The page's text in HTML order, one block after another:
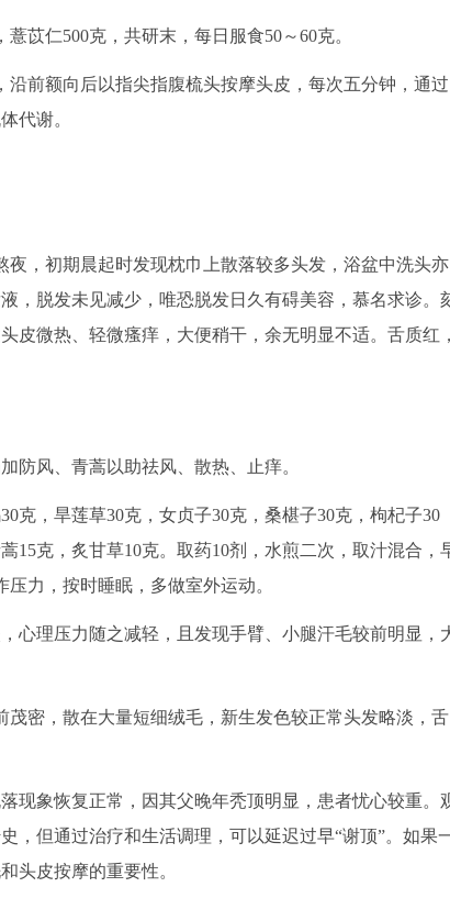
苡仁500克，共研末，每日服食50～60克。
前额向后以指尖指腹梳头按摩头皮，每次五分钟，通过
代谢。
，初期晨起时发现枕巾上散落较多头发，浴盆中洗头亦
，脱发未见减少，唯恐脱发日久有碍美容，慕名求诊。
皮微热、轻微瘙痒，大便稍干，余无明显不适。舌质红，
防风、青蒿以助祛风、散热、止痒。
克，旱莲草30克，女贞子30克，桑椹子30克，枸杞子30
15克，炙甘草10克。取药10剂，水煎二次，取汁混合，
力，按时睡眠，多做室外运动。
心理压力随之减轻，且发现手臂、小腿汗毛较前明显，
密，散在大量短细绒毛，新生发色较正常头发略淡，舌
现象恢复正常，因其父晚年秃顶明显，患者忧心较重。
，但通过治疗和生活调理，可以延迟过早“谢顶”。如果
头皮按摩的重要性。